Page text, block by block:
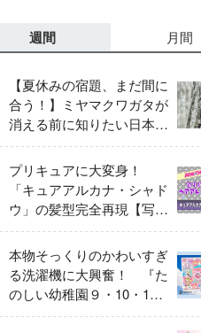
週間 月間
【夏休みの宿題、まだ間に
合う！】ミヤマクワガタが
消える前に知りたい日本の
異変
プリキュアに大変身！
「キュアアルカナ・シャド
ウ」の髪型完全再現【写真
解説付き】
本物そっくりのかわいすぎ
る洗濯機に大興奮！ 『た
のしい幼稚園９・10・11
月号』だけのオリジナル付